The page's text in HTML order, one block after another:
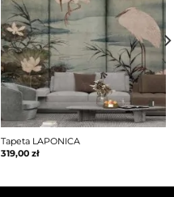
Tapeta LAPONICA
319,00 zł